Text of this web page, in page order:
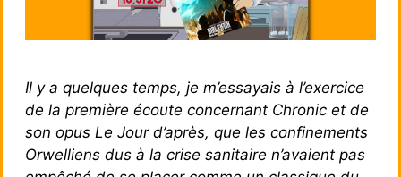
Il y a quelques temps, je m’essayais à l’exercice
de la première écoute concernant Chronic et de
son opus Le Jour d’après, que les confinements
Orwelliens dus à la crise sanitaire n’avaient pas